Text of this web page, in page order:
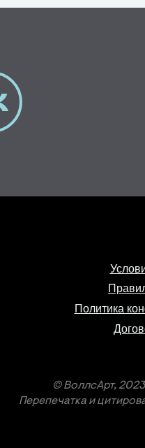
Политика
© ВоллсАрт,
Перепечатка и